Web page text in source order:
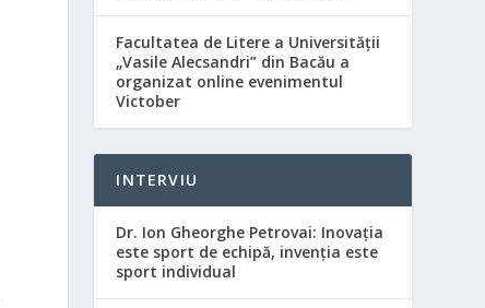
Facultatea de Litere a Universității
„Vasile Alecsandri” din Bacău a
organizat online evenimentul
Victober
INTERVIU
Dr. Ion Gheorghe Petrovai: Inovația
este sport de echipă, invenția este
sport individual